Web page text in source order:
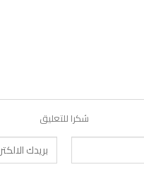
شكرا للتعليق